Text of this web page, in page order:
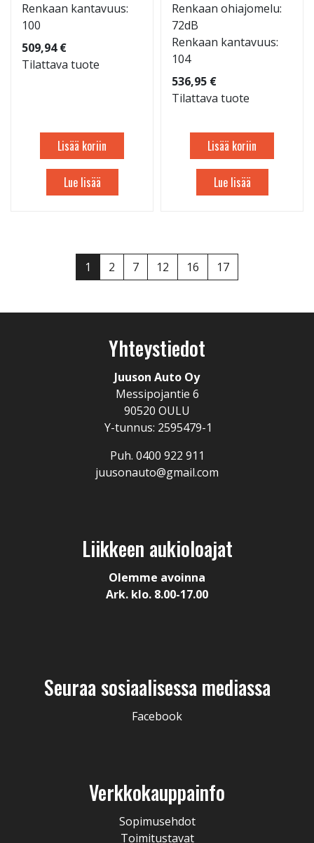
Renkaan kantavuus:
100
509,94 €
Tilattava tuote
Lisää koriin
Lue lisää
Renkaan ohiajomelu:
72dB
Renkaan kantavuus:
104
536,95 €
Tilattava tuote
Lisää koriin
Lue lisää
1 2 7 12 16 17
Yhteystiedot
Juuson Auto Oy
Messipojantie 6
90520 OULU
Y-tunnus: 2595479-1
Puh. 0400 922 911
juusonauto@gmail.com
Liikkeen aukioloajat
Olemme avoinna
Ark. klo. 8.00-17.00
Seuraa sosiaalisessa mediassa
Facebook
Verkkokauppainfo
Sopimusehdot
Toimitustavat